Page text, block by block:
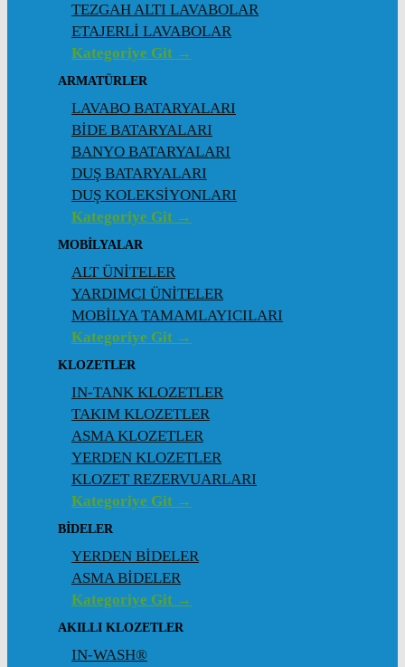
TEZGAH ALTI LAVABOLAR
ETAJERLİ LAVABOLAR
Kategoriye Git →
ARMATÜRLER
LAVABO BATARYALARI
BİDE BATARYALARI
BANYO BATARYALARI
DUŞ BATARYALARI
DUŞ KOLEKSİYONLARI
Kategoriye Git →
MOBİLYALAR
ALT ÜNİTELER
YARDIMCI ÜNİTELER
MOBİLYA TAMAMLAYICILARI
Kategoriye Git →
KLOZETLER
IN-TANK KLOZETLER
TAKIM KLOZETLER
ASMA KLOZETLER
YERDEN KLOZETLER
KLOZET REZERVUARLARI
Kategoriye Git →
BİDELER
YERDEN BİDELER
ASMA BİDELER
Kategoriye Git →
AKILLI KLOZETLER
IN-WASH®